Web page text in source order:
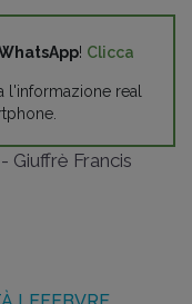
! Clicca
l'informazione real
Giuffrè Francis